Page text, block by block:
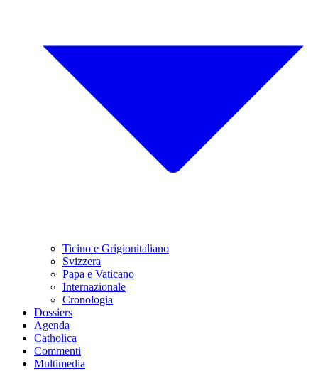
Ticino e Grigionitaliano
Svizzera
Papa e Vaticano
Internazionale
Cronologia
Dossiers
Agenda
Catholica
Commenti
Multimedia